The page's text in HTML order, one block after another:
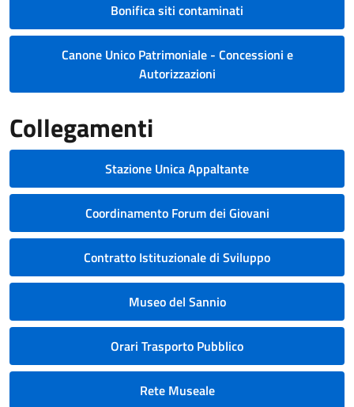
Bonifica siti contaminati
Canone Unico Patrimoniale - Concessioni e
Autorizzazioni
Collegamenti
Stazione Unica Appaltante
Coordinamento Forum dei Giovani
Contratto Istituzionale di Sviluppo
Museo del Sannio
Orari Trasporto Pubblico
Rete Museale